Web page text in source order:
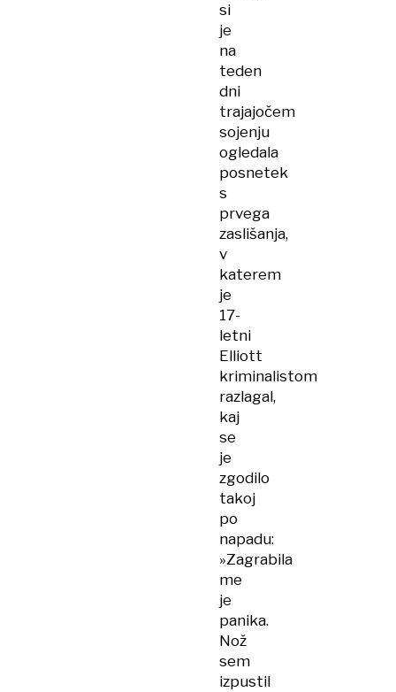
si
je
na
teden
dni
trajajočem
sojenju
ogledala
posnetek
s
prvega
zaslišanja,
v
katerem
je
17-
letni
Elliott
kriminalistom
razlagal,
kaj
se
je
zgodilo
takoj
po
napadu:
»Zagrabila
me
je
panika.
Nož
sem
izpustil